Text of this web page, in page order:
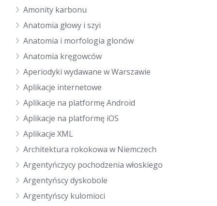
Amonity karbonu
Anatomia głowy i szyi
Anatomia i morfologia glonów
Anatomia kręgowców
Aperiodyki wydawane w Warszawie
Aplikacje internetowe
Aplikacje na platformę Android
Aplikacje na platformę iOS
Aplikacje XML
Architektura rokokowa w Niemczech
Argentyńczycy pochodzenia włoskiego
Argentyńscy dyskobole
Argentyńscy kulomioci